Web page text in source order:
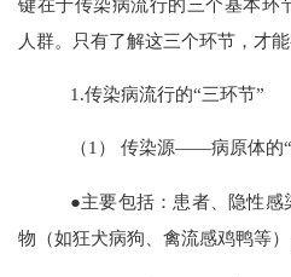
键在于传染病流行的三个基本环
人群。只有了解这三个环节，才能
1 .传染病流行的“三环节”
（1） 传染源——病原体的“
●主要包括：患者、隐性
物（如狂犬病狗、禽流感鸡鸭等）